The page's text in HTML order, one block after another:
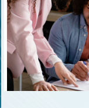
C'è un modo di